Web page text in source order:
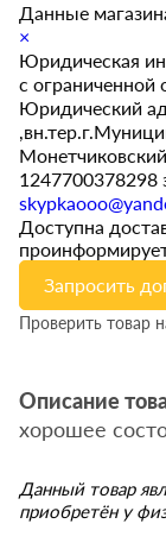
Данные
×
Юридическая
с
Юридический
1247700378298
Доступна
Запросить
Проверить товар
Описание
хорошее
Данный товар
приобретён у